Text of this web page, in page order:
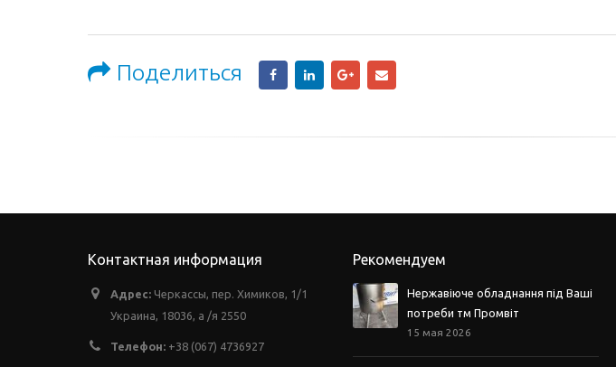
Поделиться
Контактная информация
Адрес: Черкассы, пер. Химиков, 1/1
Украина, 18036, а /я 2550
Телефон: +38 (067) 4736927
Рекомендуем
Нержавіюче обладнання під Ваші
потреби тм Промвіт
15 мая 2026